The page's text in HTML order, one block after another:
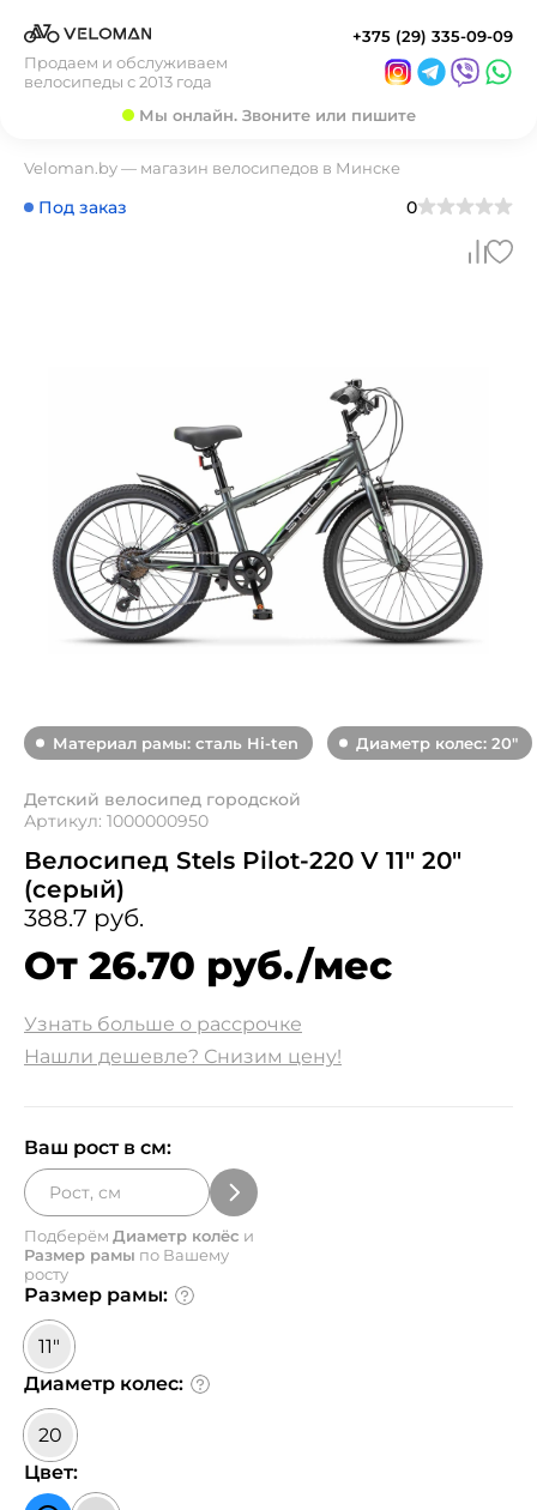
Продаем и обслуживаем
велосипеды с 2013 года
+375 (29) 335-09-09
Мы онлайн. Звоните или пишите
Veloman.by — магазин велосипедов в Минске
Под заказ 0
Материал рамы: сталь Hi-ten Диаметр колес: 20"
Детский велосипед городской
Артикул: 1000000950
Велосипед Stels Pilot-220 V 11" 20"
(серый)
388.7 руб.
От 26.70 руб./мес
Узнать больше о рассрочке
Нашли дешевле? Снизим цену!
Ваш рост в см:
Подберём Диаметр колёс и
Размер рамы по Вашему
росту
Размер рамы:
11"
Диаметр колес:
20
Цвет: